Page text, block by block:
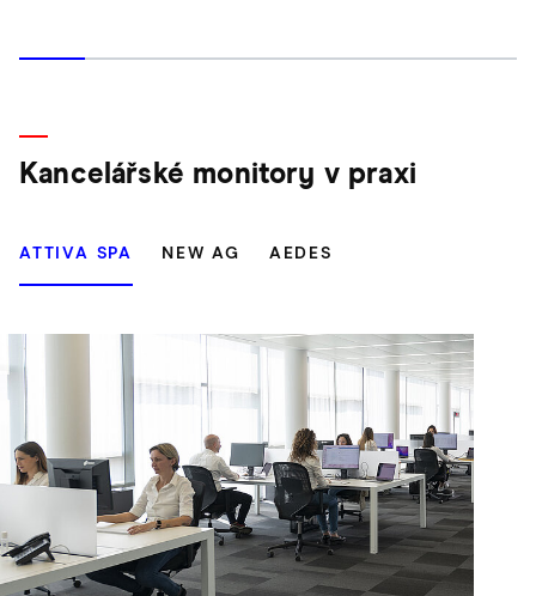
Kancelářské monitory v praxi
ATTIVA SPA NEW AG AEDES